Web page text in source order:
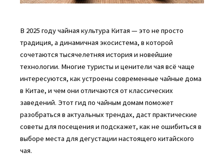
В 2025 году чайная культура Китая — это не просто
традиция, а динамичная экосистема, в которой
сочетаются тысячелетняя история и новейшие
технологии. Многие туристы и ценители чая всё чаще
интересуются, как устроены современные чайные дома
в Китае, и чем они отличаются от классических
заведений. Этот гид по чайным домам поможет
разобраться в актуальных трендах, даст практические
советы для посещения и подскажет, как не ошибиться в
выборе места для дегустации настоящего китайского
чая.